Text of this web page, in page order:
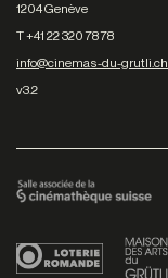
1204 Genève
T +41 22 320 78 78
info@cinemas-du-grutli.ch
v3.2